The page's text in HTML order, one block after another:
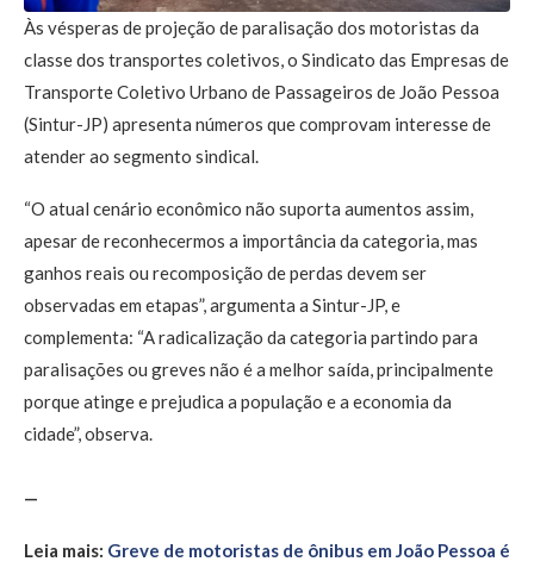
Às vésperas de projeção de paralisação dos motoristas da
classe dos transportes coletivos, o Sindicato das Empresas de
Transporte Coletivo Urbano de Passageiros de João Pessoa
(Sintur-JP) apresenta números que comprovam interesse de
atender ao segmento sindical.
“O atual cenário econômico não suporta aumentos assim,
apesar de reconhecermos a importância da categoria, mas
ganhos reais ou recomposição de perdas devem ser
observadas em etapas”, argumenta a Sintur-JP, e
complementa: “A radicalização da categoria partindo para
paralisações ou greves não é a melhor saída, principalmente
porque atinge e prejudica a população e a economia da
cidade”, observa.
—
Leia mais: Greve de motoristas de ônibus em João Pessoa é